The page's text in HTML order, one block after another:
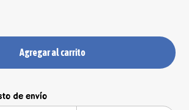
Agregar al carrito
de envío